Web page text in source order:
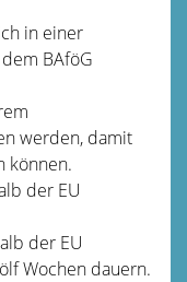
in einer
BAföG
werden, damit
können.
der EU
der EU
Wochen dauern.